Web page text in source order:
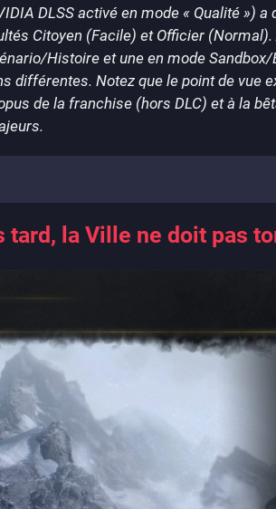
DLSS activé en mode « Qualité »)
Citoyen (Facile) et Officier
Histoire et une en mode
différentes. Notez que le point de vue
de la franchise (hors DLC) et à la
tard, la Ville ne doit pas